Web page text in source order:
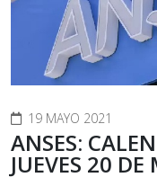
19 MAYO 2021
ANSES:
JUEVES 20 DE